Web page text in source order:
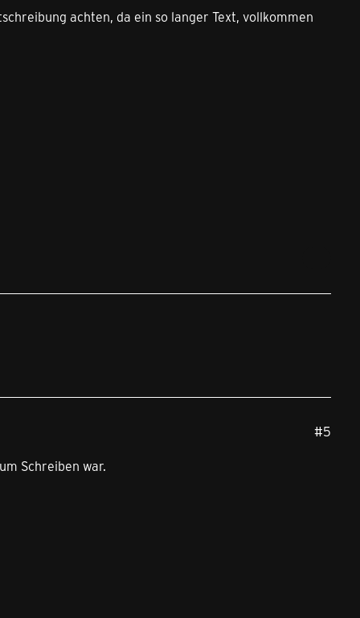
achten, da ein so langer Text, vollkommen
#5
Schreiben war.